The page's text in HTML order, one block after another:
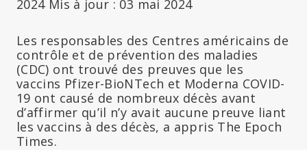
2024 Mis à jour : 03 mai 2024
Les responsables des Centres américains de
contrôle et de prévention des maladies
(CDC) ont trouvé des preuves que les
vaccins Pfizer-BioNTech et Moderna COVID-
19 ont causé de nombreux décès avant
d’affirmer qu’il n’y avait aucune preuve liant
les vaccins à des décès, a appris The Epoch
Times.